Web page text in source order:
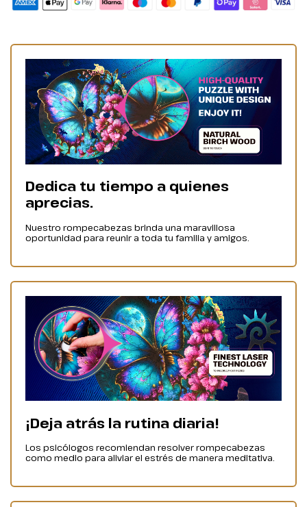
Dedica tu tiempo a quienes
aprecias.
Nuestro rompecabezas brinda una maravillosa
oportunidad para reunir a toda tu familia y amigos.
¡Deja atrás la rutina diaria!
Los psicólogos recomiendan resolver rompecabezas
como medio para aliviar el estrés de manera meditativa.